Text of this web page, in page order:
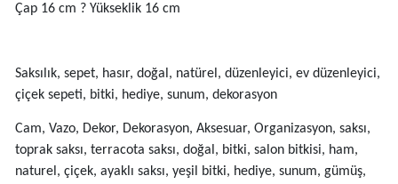
Çap 16 cm ? Yükseklik 16 cm
Saksılık, sepet, hasır, doğal, natürel, düzenleyici, ev düzenleyici,
çiçek sepeti, bitki, hediye, sunum, dekorasyon
Cam, Vazo, Dekor, Dekorasyon, Aksesuar, Organizasyon, saksı,
toprak saksı, terracota saksı, doğal, bitki, salon bitkisi, ham,
naturel, çiçek, ayaklı saksı, yeşil bitki, hediye, sunum, gümüş,